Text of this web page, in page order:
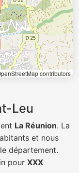
contributors
Leu
La Réunion. La
et nous
département.
pour XXX